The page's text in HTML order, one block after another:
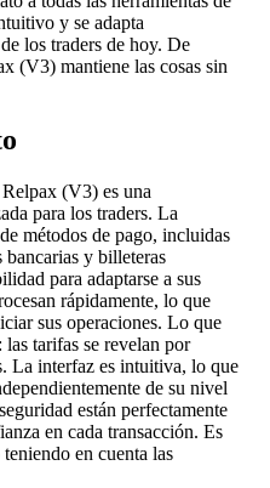
y se adapta
los traders de hoy. De
(V3) mantiene las cosas sin
(V3) es una
para los traders. La
métodos de pago, incluidas
bancarias y billeteras
para adaptarse a sus
rápidamente, lo que
sus operaciones. Lo que
las tarifas se revelan por
La interfaz es intuitiva, lo que
de su nivel
están perfectamente
en cada transacción. Es
en cuenta las